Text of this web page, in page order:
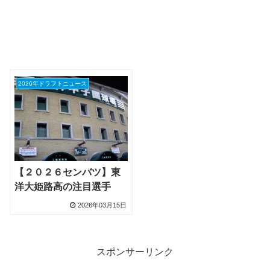
2026年ドラフトニュース
【２０２６センバツ】東
洋大姫路高の注目選手
2026年03月15日
スポンサーリンク